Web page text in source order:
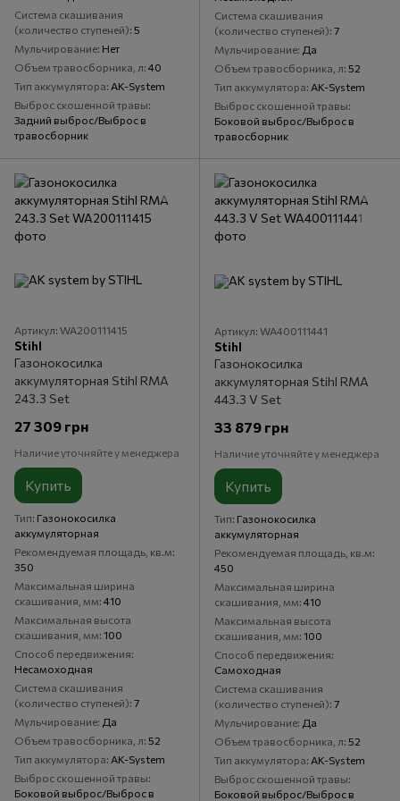
Система скашивания
(количество ступеней) 5
Мульчирование Нет
Объем травосборника, л 40
Тип аккумулятора AK-System
Выброс скошенной травы
Задний выброс/Выброс в
травосборник
Система скашивания
(количество ступеней) 7
Мульчирование Да
Объем травосборника, л 52
Тип аккумулятора AK-System
Выброс скошенной травы
Боковой выброс/Выброс в
травосборник
Артикул: WA200111415
Stihl
Газонокосилка
аккумуляторная Stihl RMA
243.3 Set
27 309 грн
Наличие уточняйте у менеджера
Купить
Тип Газонокосилка
аккумуляторная
Рекомендуемая площадь, кв.м
350
Максимальная ширина
скашивания, мм 410
Максимальная высота
скашивания, мм 100
Способ передвижения
Несамоходная
Система скашивания
(количество ступеней) 7
Мульчирование Да
Объем травосборника, л 52
Тип аккумулятора AK-System
Выброс скошенной травы
Боковой выброс/Выброс в
Артикул: WA400111441
Stihl
Газонокосилка
аккумуляторная Stihl RMA
443.3 V Set
33 879 грн
Наличие уточняйте у менеджера
Купить
Тип Газонокосилка
аккумуляторная
Рекомендуемая площадь, кв.м
450
Максимальная ширина
скашивания, мм 410
Максимальная высота
скашивания, мм 100
Способ передвижения
Самоходная
Система скашивания
(количество ступеней) 7
Мульчирование Да
Объем травосборника, л 52
Тип аккумулятора AK-System
Выброс скошенной травы
Боковой выброс/Выброс в